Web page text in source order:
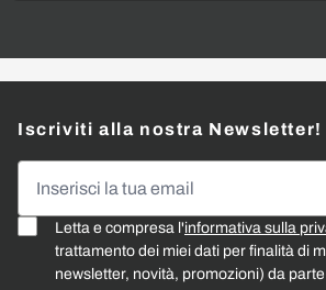
Iscriviti alla nostra Newsletter!
Letta e compresa l'informativa sulla
trattamento dei miei dati per finalità di
newsletter, novità, promozioni) da